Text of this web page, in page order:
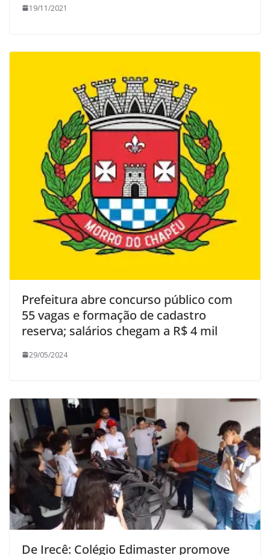
19/11/2021
Prefeitura abre concurso público com
55 vagas e formação de cadastro
reserva; salários chegam a R$ 4 mil
29/05/2024
De Irecê: Colégio Edimaster promove